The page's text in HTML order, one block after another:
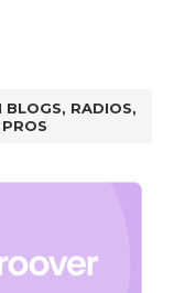
BLOGS, RADIOS,